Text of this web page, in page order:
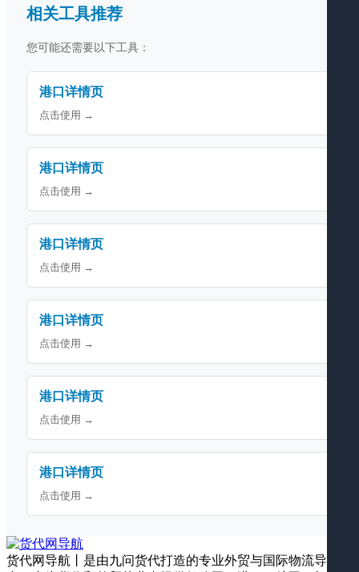
相关工具推荐
您可能还需要以下工具：
港口详情页
点击使用 →
港口详情页
点击使用 →
港口详情页
点击使用 →
港口详情页
点击使用 →
港口详情页
点击使用 →
港口详情页
点击使用 →
货代网导航丨是由九问货代打造的专业外贸与国际物流导航平